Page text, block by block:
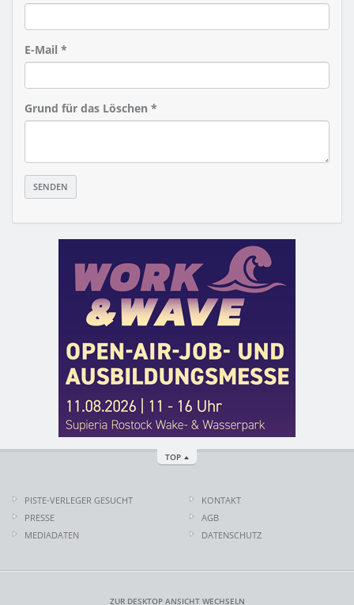
E-Mail *
Grund für das Löschen *
TOP
PISTE-VERLEGER GESUCHT
PRESSE
MEDIADATEN
KONTAKT
AGB
DATENSCHUTZ
ZUR DESKTOP ANSICHT WECHSELN